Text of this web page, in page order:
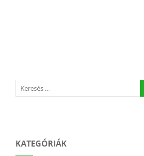
KATEGÓRIÁK